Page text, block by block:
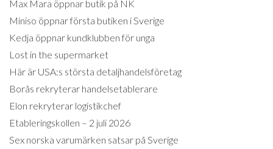
Max Mara öppnar butik på NK
Miniso öppnar första butiken i Sverige
Kedja öppnar kundklubben för unga
Lost in the supermarket
Här är USA:s största detaljhandelsföretag
Borås rekryterar handelsetablerare
Elon rekryterar logistikchef
Etableringskollen – 2 juli 2026
Sex norska varumärken satsar på Sverige